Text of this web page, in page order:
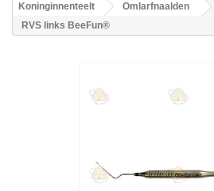
Koninginnenteelt
Omlarfnaalden
RVS links BeeFun®